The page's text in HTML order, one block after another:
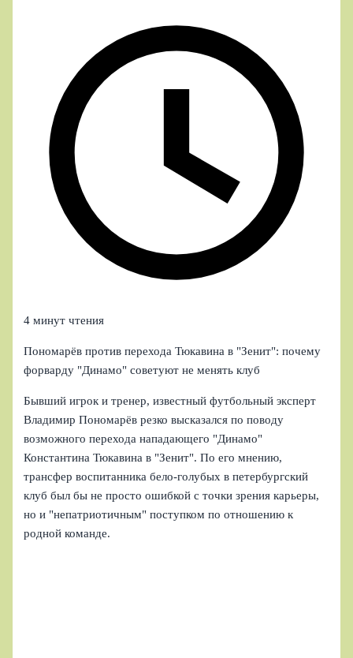
4 минут чтения
Пономарёв против перехода Тюкавина в "Зенит": почему
форварду "Динамо" советуют не менять клуб
Бывший игрок и тренер, известный футбольный эксперт
Владимир Пономарёв резко высказался по поводу
возможного перехода нападающего "Динамо"
Константина Тюкавина в "Зенит". По его мнению,
трансфер воспитанника бело-голубых в петербургский
клуб был бы не просто ошибкой с точки зрения карьеры,
но и "непатриотичным" поступком по отношению к
родной команде.